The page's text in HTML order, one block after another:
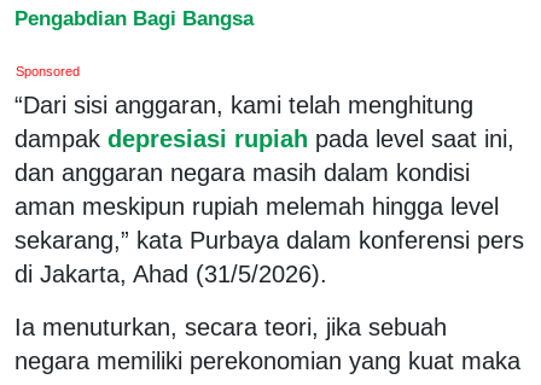
Pengabdian Bagi Bangsa
Sponsored
“Dari sisi anggaran, kami telah menghitung
dampak depresiasi rupiah pada level saat ini,
dan anggaran negara masih dalam kondisi
aman meskipun rupiah melemah hingga level
sekarang,” kata Purbaya dalam konferensi pers
di Jakarta, Ahad (31/5/2026).
Ia menuturkan, secara teori, jika sebuah
negara memiliki perekonomian yang kuat maka